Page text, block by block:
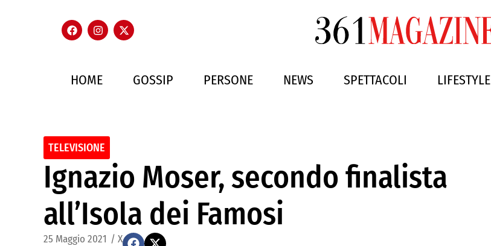
HOME GOSSIP PERSONE NEWS SPETTACOLI LIFESTYLE
TELEVISIONE
Ignazio Moser, secondo finalista
all’Isola dei Famosi
25 Maggio 2021 / X